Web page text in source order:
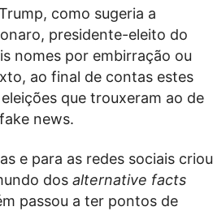
como sugeria a
presidente-eleito do
nomes por embirração ou
ao final de contas estes
que trouxeram ao de
news.
e para as redes sociais criou
dos alternative facts
passou a ter pontos de